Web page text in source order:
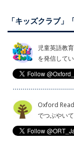
「キッズクラブ
児童英語教
を発信してい
Oxford
でつぶやいて